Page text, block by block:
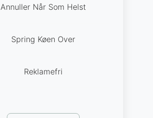
Annuller Når Som Helst
Spring Køen Over
Reklamefri